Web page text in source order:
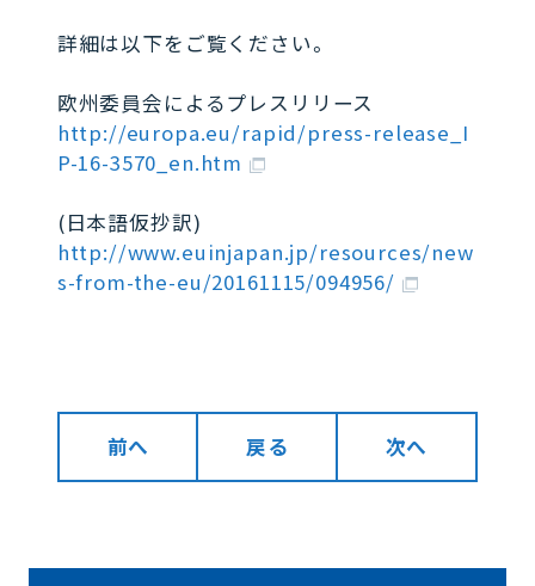
詳細は以下をご覧ください。
欧州委員会によるプレスリリース
http://europa.eu/rapid/press-release_I
P-16-3570_en.htm
(日本語仮抄訳)
http://www.euinjapan.jp/resources/new
s-from-the-eu/20161115/094956/
前へ 戻る 次へ